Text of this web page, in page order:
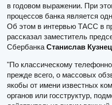
в годовом выражении. При
процессов банка является
Об этом в интервью ТАСС в
рассказал заместитель
Сбербанка Станислав
"По классическому
прежде всего, о массовых
якобы от имени известных
органов или госструктур,